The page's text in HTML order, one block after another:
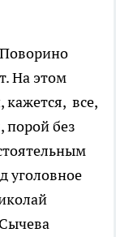
На этом
кажется, все,
порой без
уголовное